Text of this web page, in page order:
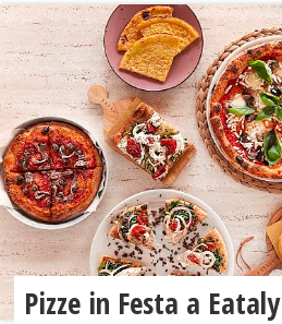
Pizze in Festa a Eataly